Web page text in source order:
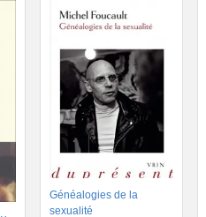
Généalogies de la
sexualité